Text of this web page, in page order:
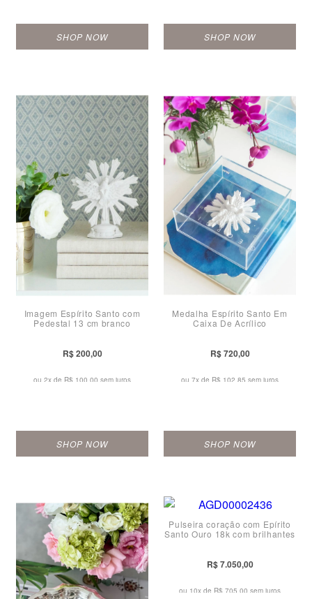
SHOP NOW SHOP NOW
Imagem Espírito Santo com
Pedestal 13 cm branco
R$ 200,00
ou 2x de R$ 100,00 sem juros
SHOP NOW
Medalha Espírito Santo Em
Caixa De Acrílico
R$ 720,00
ou 7x de R$ 102,85 sem juros
SHOP NOW
Pulseira coração com Epírito
Santo Ouro 18k com brilhantes
R$ 7.050,00
ou 10x de R$ 705,00 sem juros